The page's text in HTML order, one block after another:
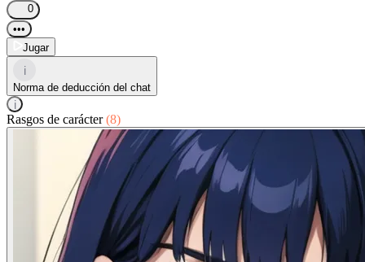
0
•••
Jugar
i
Norma de deducción del chat
i
Rasgos de carácter(8)